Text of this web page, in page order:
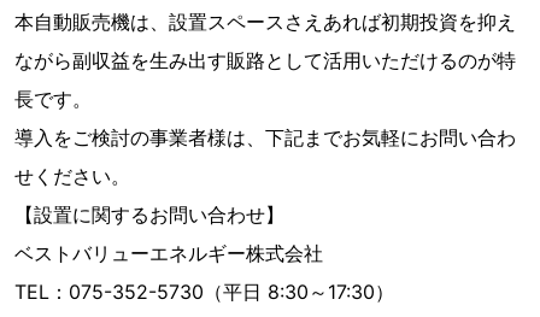
本自動販売機は、設置スペースさえあれば初期投資を抑え
ながら副収益を生み出す販路として活用いただけるのが特
長です。
導入をご検討の事業者様は、下記までお気軽にお問い合わ
せください。
【設置に関するお問い合わせ】
ベストバリューエネルギー株式会社
TEL：075-352-5730（平日 8:30～17:30）